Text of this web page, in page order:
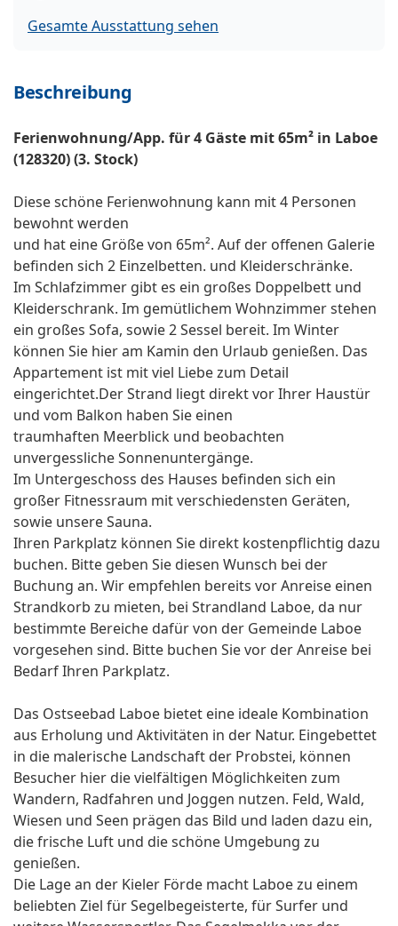
Gesamte Ausstattung sehen
Beschreibung
Ferienwohnung/App. für 4 Gäste mit 65m² in Laboe
(128320) (3. Stock)
Diese schöne Ferienwohnung kann mit 4 Personen
bewohnt werden
und hat eine Größe von 65m². Auf der offenen Galerie
befinden sich 2 Einzelbetten. und Kleiderschränke.
Im Schlafzimmer gibt es ein großes Doppelbett und
Kleiderschrank. Im gemütlichem Wohnzimmer stehen
ein großes Sofa, sowie 2 Sessel bereit. Im Winter
können Sie hier am Kamin den Urlaub genießen. Das
Appartement ist mit viel Liebe zum Detail
eingerichtet.Der Strand liegt direkt vor Ihrer Haustür
und vom Balkon haben Sie einen
traumhaften Meerblick und beobachten
unvergessliche Sonnenuntergänge.
Im Untergeschoss des Hauses befinden sich ein
großer Fitnessraum mit verschiedensten Geräten,
sowie unsere Sauna.
Ihren Parkplatz können Sie direkt kostenpflichtig dazu
buchen. Bitte geben Sie diesen Wunsch bei der
Buchung an. Wir empfehlen bereits vor Anreise einen
Strandkorb zu mieten, bei Strandland Laboe, da nur
bestimmte Bereiche dafür von der Gemeinde Laboe
vorgesehen sind. Bitte buchen Sie vor der Anreise bei
Bedarf Ihren Parkplatz.
Das Ostseebad Laboe bietet eine ideale Kombination
aus Erholung und Aktivitäten in der Natur. Eingebettet
in die malerische Landschaft der Probstei, können
Besucher hier die vielfältigen Möglichkeiten zum
Wandern, Radfahren und Joggen nutzen. Feld, Wald,
Wiesen und Seen prägen das Bild und laden dazu ein,
die frische Luft und die schöne Umgebung zu
genießen.
Die Lage an der Kieler Förde macht Laboe zu einem
beliebten Ziel für Segelbegeisterte, für Surfer und